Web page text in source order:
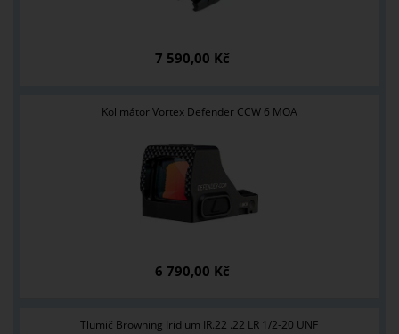
7 590,00 Kč
Kolimátor Vortex Defender CCW 6 MOA
6 790,00 Kč
Tlumič Browning Iridium IR.22 .22 LR 1/2-20 UNF